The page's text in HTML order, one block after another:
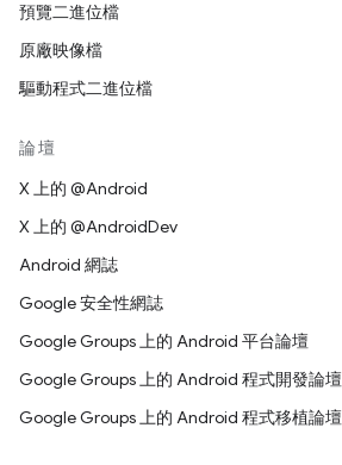
預覽二進位檔
原廠映像檔
驅動程式二進位檔
論壇
X 上的 @Android
X 上的 @AndroidDev
Android 網誌
Google 安全性網誌
Google Groups 上的 Android 平台論壇
Google Groups 上的 Android 程式開發論壇
Google Groups 上的 Android 程式移植論壇